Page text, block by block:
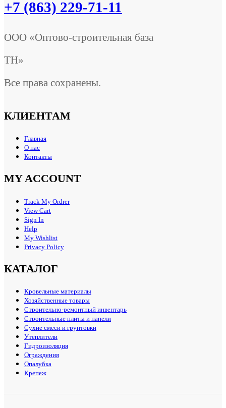
+7 (863) 229-71-11
ООО «Оптово-строительная база
ТН»
Все права сохранены.
КЛИЕНТАМ
Главная
О нас
Контакты
MY ACCOUNT
Track My Ordrer
View Cart
Sign In
Help
My Wishlist
Privacy Policy
КАТАЛОГ
Кровельные материалы
Хозяйственные товары
Строительно-ремонтный инвентарь
Строительные плиты и панели
Сухие смеси и грунтовки
Утеплители
Гидроизоляция
Ограждения
Опалубка
Крепеж